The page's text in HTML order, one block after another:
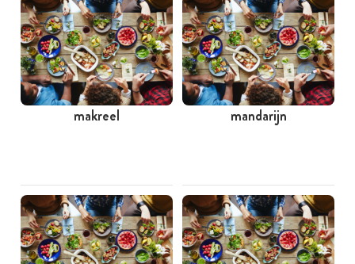
makreel mandarijn